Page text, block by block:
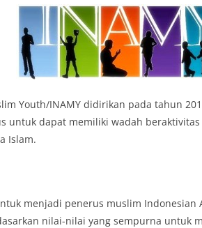
Youth/INAMY didirikan pada tahun
untuk dapat memiliki wadah
Islam.
menjadi penerus muslim Indonesian
nilai-nilai yang sempurna untuk